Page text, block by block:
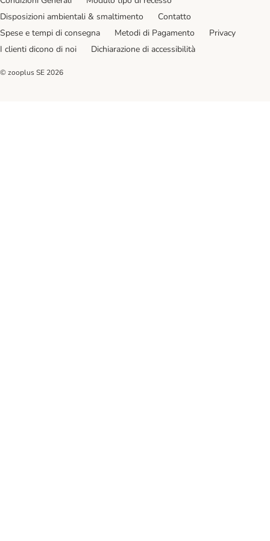
Disposizioni ambientali & smaltimento
Contatto
Spese e tempi di consegna
Metodi di Pagamento
Privacy
I clienti dicono di noi
Dichiarazione di accessibilità
© zooplus SE 2026